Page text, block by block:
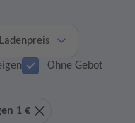
Ladenpreis
Ohne Gebot
1 €